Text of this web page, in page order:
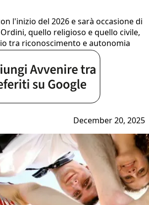
l'inizio del 2026 e sarà occasione di
quello religioso e quello civile,
tra riconoscimento e autonomia
December 20, 2025